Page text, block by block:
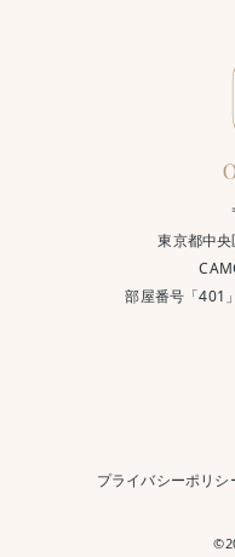
東京都中
部屋番号「401
プライバシーポリシ